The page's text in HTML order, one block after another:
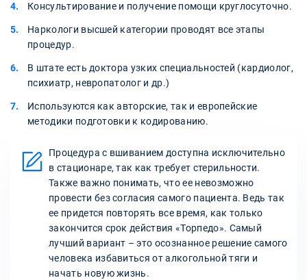
Консультирование и получение помощи круглосуточно.
Наркологи высшей категории проводят все этапы
процедур.
В штате есть доктора узких специальностей (кардиолог,
психиатр, невропатолог и др.)
Используются как авторские, так и европейские
методики подготовки к кодированию.
Процедура с вшиванием доступна исключительно
в стационаре, так как требует стерильности.
Также важно понимать, что ее невозможно
провести без согласия самого пациента. Ведь так
ее придется повторять все время, как только
закончится срок действия «Торпедо». Самый
лучший вариант – это осознанное решение самого
человека избавиться от алкогольной тяги и
начать новую жизнь.